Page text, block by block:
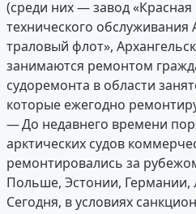
(среди них — завод «Красная
технического обслуживания
траловый флот»,
занимаются ремонтом
судоремонта в области
которые ежегодно
— До недавнего времени
арктических судов
ремонтировались за
Польше, Эстонии, Германии,
Сегодня, в условиях